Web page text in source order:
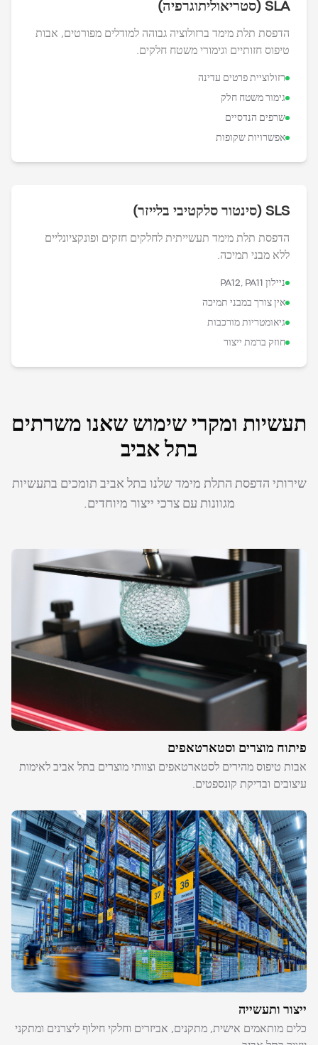
SLA (סטריאוליתוגרפיה)
הדפסת תלת מימד ברזולוציה גבוהה למודלים מפורטים, אבות
טיפוס חזותיים וגימורי משטח חלקים.
רזולוציית פרטים עדינה
גימור משטח חלק
שרפים הנדסיים
אפשרויות שקופות
SLS (סינטור סלקטיבי בלייזר)
הדפסת תלת מימד תעשייתית לחלקים חזקים ופונקציונליים
ללא מבני תמיכה.
ניילון PA12, PA11
אין צורך במבני תמיכה
גיאומטריות מורכבות
חוזק ברמת ייצור
תעשיות ומקרי שימוש שאנו משרתים
בתל אביב
שירותי הדפסת התלת מימד שלנו בתל אביב תומכים בתעשיות
מגוונות עם צרכי ייצור מיוחדים.
פיתוח מוצרים וסטארטאפים
אבות טיפוס מהירים לסטארטאפים וצוותי מוצרים בתל אביב לאימות
עיצובים ובדיקת קונספטים.
ייצור ותעשייה
כלים מותאמים אישית, מתקנים, אביזרים וחלקי חילוף ליצרנים ומתקני